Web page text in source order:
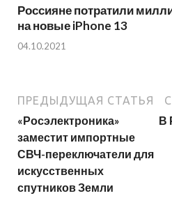
Россияне потратили
на новые iPhone 13
04.10.2021
ПРЕДЫДУЩАЯ СТАТЬЯ
«Росэлектроника»
заместит импортные
СВЧ-переключатели для
искусственных
спутников Земли
В